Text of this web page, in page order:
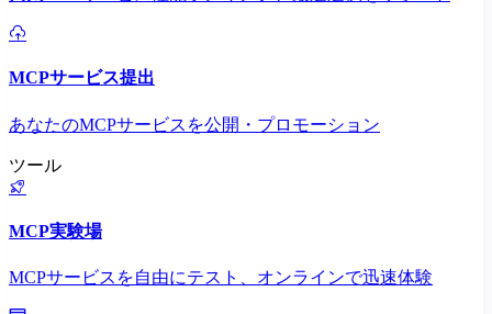
MCPサービス提出
あなたのMCPサービスを公開・プロモーション
ツール
MCP実験場
MCPサービスを自由にテスト、オンラインで迅速体験